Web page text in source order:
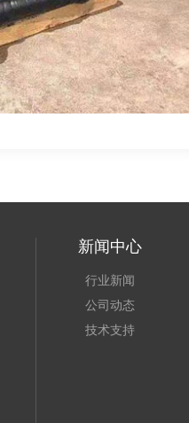
新闻中心
行业新闻
公司动态
技术支持